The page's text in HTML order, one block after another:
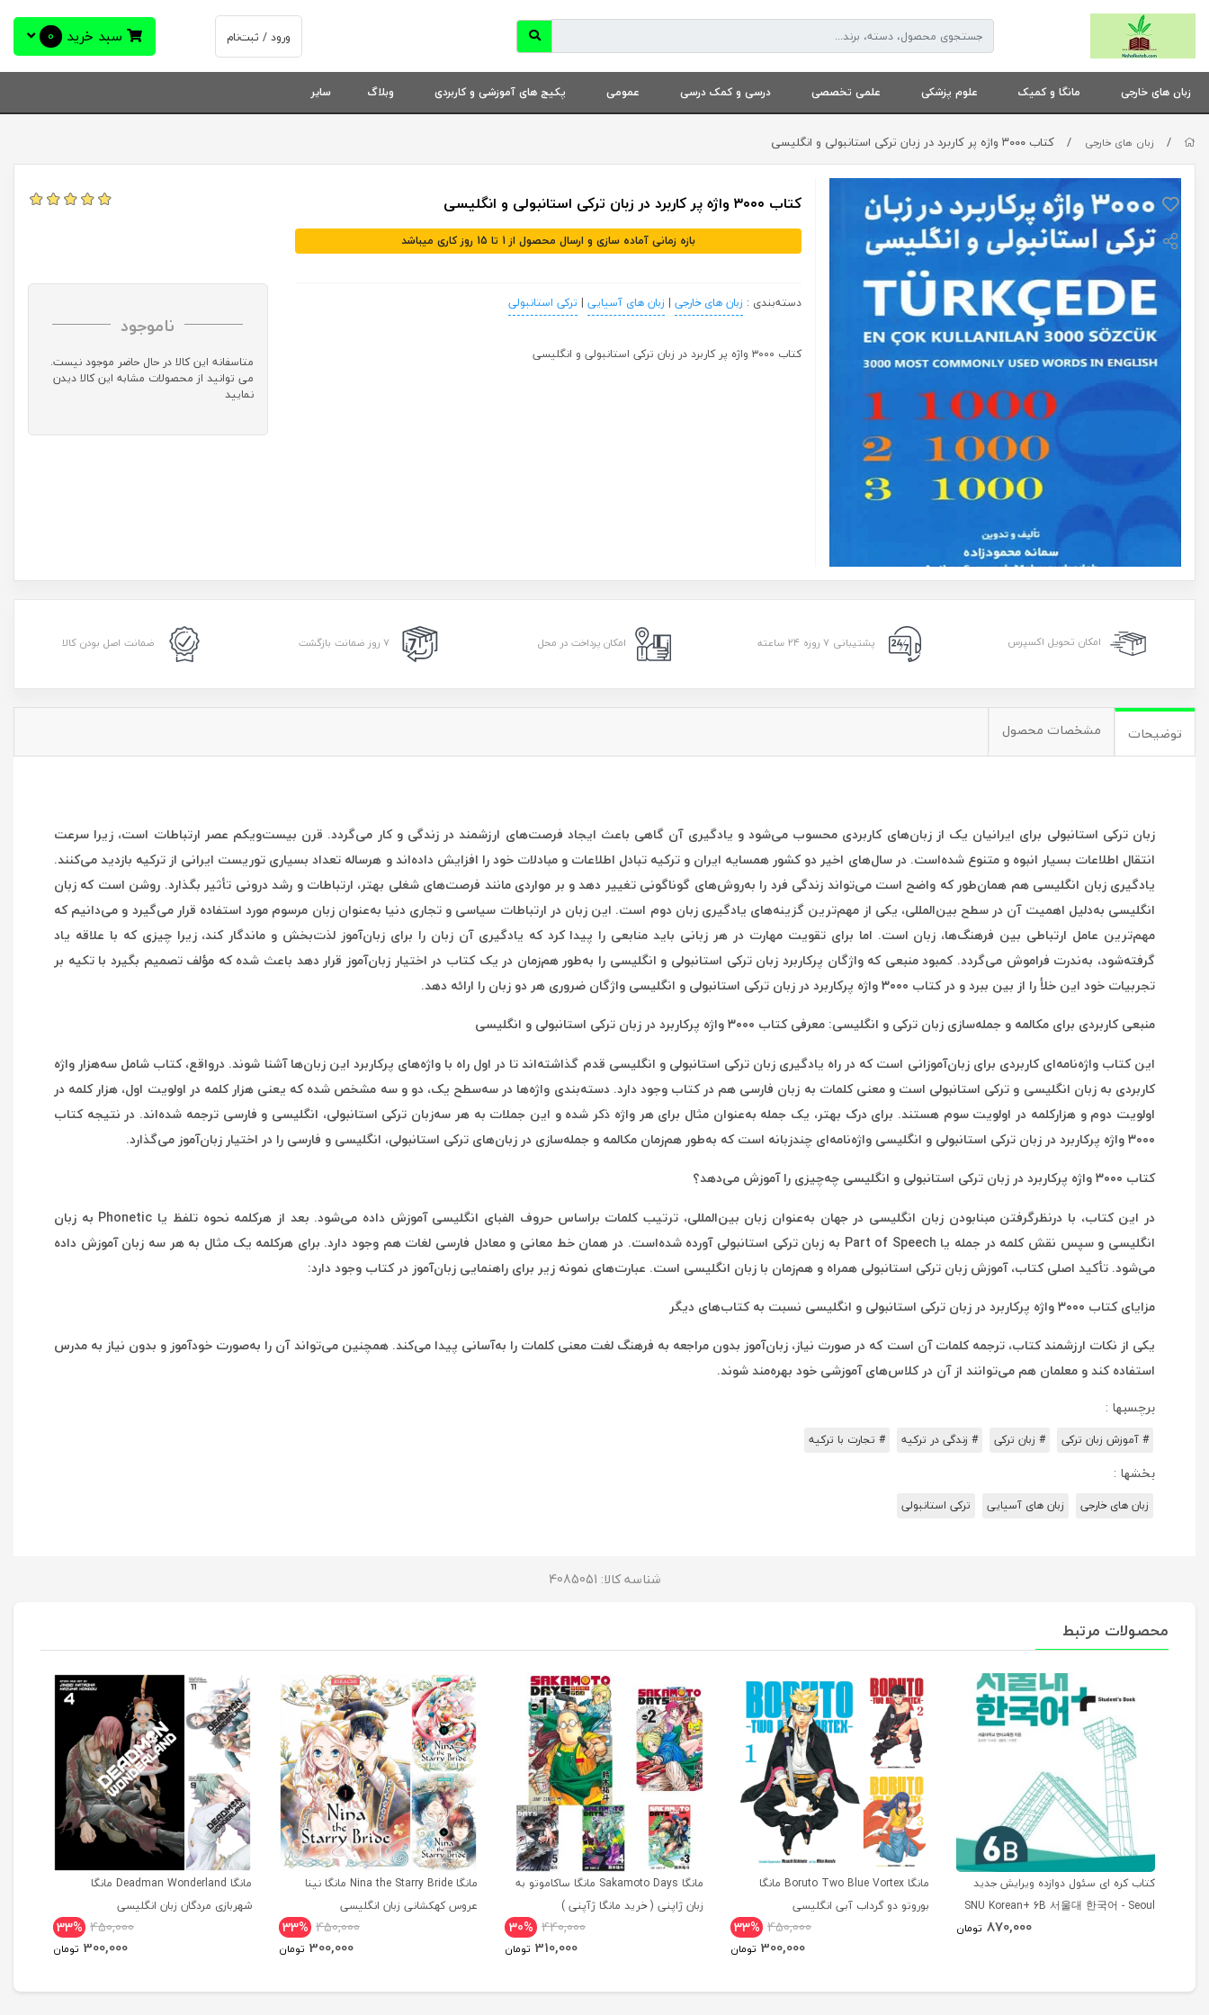
ورود / ثبت‌نام سبد خرید 0
زبان های خارجی مانگا و کمیک علوم پزشکی علمی تخصصی درسی و کمک درسی عمومی پکیج های آموزشی و کاربردی وبلاگ سایر
/ زبان های خارجی / کتاب ۳۰۰۰ واژه پر کاربرد در زبان ترکی استانبولی و انگلیسی
کتاب ۳۰۰۰ واژه پر کاربرد در زبان ترکی استانبولی و انگلیسی
بازه زمانی آماده سازی و ارسال محصول از 1 تا 15 روز کاری میباشد
دسته‌بندی : زبان های خارجی | زبان های آسیایی | ترکی استانبولی
کتاب ۳۰۰۰ واژه پر کاربرد در زبان ترکی استانبولی و انگلیسی
ناموجود
متاسفانه این کالا در حال حاضر موجود نیست.
می توانید از محصولات مشابه این کالا دیدن
نمایید
امکان تحویل اکسپرس پشتیبانی ۷ روزه ۲۴ ساعته امکان پرداخت در محل ۷ روز ضمانت بازگشت ضمانت اصل بودن کالا
توضیحات مشخصات محصول
زبان ترکی استانبولی برای ایرانیان یک از زبان‌های کاربردی محسوب می‌شود و یادگیری آن گاهی باعث ایجاد فرصت‌های ارزشمند در زندگی و کار می‌گردد. قرن بیست‌و‌یکم عصر ارتباطات است، زیرا سرعت
انتقال اطلاعات بسیار انبوه و متنوع شده‌است. در سال‌های اخیر دو کشور همسایه ایران و ترکیه تبادل اطلاعات و مبادلات خود را افزایش داده‌اند و هرساله تعداد بسیاری توریست ایرانی از ترکیه بازدید می‌کنند.
یادگیری زبان انگلیسی هم همان‌طور که واضح است می‌تواند زندگی فرد را به‌روش‌های گوناگونی تغییر دهد و بر مواردی مانند فرصت‌های شغلی بهتر، ارتباطات و رشد درونی تأثیر بگذارد. روشن است که زبان
انگلیسی به‌دلیل اهمیت آن در سطح بین‌المللی، یکی از مهم‌ترین گزینه‌های یادگیری زبان دوم است. این زبان در ارتباطات سیاسی و تجاری دنیا به‌عنوان زبان مرسوم مورد استفاده قرار می‌گیرد و می‌دانیم که
مهم‌ترین عامل ارتباطی بین فرهنگ‌ها، زبان است. اما برای تقویت مهارت در هر زبانی باید منابعی را پیدا کرد که یادگیری آن زبان را برای زبان‌آموز لذت‌بخش و ماندگار کند، زیرا چیزی که با علاقه یاد
گرفته‌شود، به‌ندرت فراموش می‌گردد. کمبود منبعی که واژگان پرکاربرد زبان ترکی استانبولی و انگلیسی را به‌طور هم‌زمان در یک کتاب در اختیار زبان‌آموز قرار دهد باعث شده که مؤلف تصمیم بگیرد با تکیه بر
تجربیات خود این خلأ را از بین ببرد و در کتاب ۳۰۰۰ واژه پرکاربرد در زبان ترکی استانبولی و انگلیسی واژگان ضروری هر دو زبان را ارائه دهد.
منبعی کاربردی برای مکالمه و جمله‌سازی زبان ترکی و انگلیسی: معرفی کتاب ۳۰۰۰ واژه پرکاربرد در زبان ترکی استانبولی و انگلیسی
این کتاب واژه‌نامه‌ای کاربردی برای زبان‌آموزانی است که در راه یادگیری زبان ترکی استانبولی و انگلیسی قدم گذاشته‌اند تا در اول راه با واژه‌های پرکاربرد این زبان‌ها آشنا شوند. درواقع، کتاب شامل سه‌هزار واژه
کاربردی به زبان انگلیسی و ترکی استانبولی است و معنی کلمات به زبان فارسی هم در کتاب وجود دارد. دسته‌بندی واژه‌ها در سه‌سطح یک، دو و سه مشخص شده‌ که یعنی هزار کلمه در اولویت اول، هزار کلمه در
اولویت دوم و هزارکلمه در اولویت سوم هستند. برای درک بهتر، یک جمله به‌عنوان مثال برای هر واژه ذکر شده و این جملات به هر سه‌زبان ترکی استانبولی، انگلیسی و فارسی ترجمه شده‌اند. در نتیجه کتاب
۳۰۰۰ واژه پرکاربرد در زبان ترکی استانبولی و انگلیسی واژه‌نامه‌ای چندزبانه است که به‌طور هم‌زمان مکالمه و جمله‌سازی در زبان‌های ترکی استانبولی، انگلیسی و فارسی را در اختیار زبان‌آموز می‌گذارد.
کتاب ۳۰۰۰ واژه پرکاربرد در زبان ترکی استانبولی و انگلیسی چه‌چیزی را آموزش می‌دهد؟
در این کتاب، با درنظرگرفتن مبنابودن زبان انگلیسی در جهان به‌عنوان زبان بین‌المللی، ترتیب کلمات براساس حروف الفبای انگلیسی آموزش داده می‌شود. بعد از هرکلمه نحوه تلفظ یا Phonetic به زبان
انگلیسی و سپس نقش کلمه در جمله یا Part of Speech به زبان ترکی استانبولی آورده شده‌است. در همان خط معانی و معادل فارسی لغات هم وجود دارد. برای هرکلمه یک مثال به هر سه زبان آموزش داده
می‌شود. تأکید اصلی کتاب، آموزش زبان ترکی استانبولی همراه و هم‌زمان با زبان انگلیسی است. عبارت‌های نمونه زیر برای راهنمایی زبان‌آموز در کتاب وجود دارد:
مزایای کتاب ۳۰۰۰ واژه پرکاربرد در زبان ترکی استانبولی و انگلیسی نسبت به کتاب‌های دیگر
یکی از نکات ارزشمند کتاب، ترجمه کلمات آن است که در صورت نیاز، زبان‌آموز بدون مراجعه به فرهنگ لغت معنی کلمات را به‌آسانی پیدا می‌کند. همچنین می‌تواند آن را به‌صورت خودآموز و بدون نیاز به مدرس
استفاده کند و معلمان هم می‌توانند از آن در کلاس‌های آموزشی خود بهره‌مند شوند.
برچسبها :
# آموزش زبان ترکی # زبان ترکی # زندگی در ترکیه # تجارت با ترکیه
بخشها :
زبان های خارجی زبان های آسیایی ترکی استانبولی
شناسه کالا: 4085051
محصولات مرتبط
کتاب کره ای سئول دوازده ویرایش جدید
SNU Korean+ 6B 서울대 한국어 - Seoul
870,000 تومان
مانگا Boruto Two Blue Vortex مانگا
بوروتو دو گرداب آبی انگلیسی
33% 450,000
300,000 تومان
مانگا Sakamoto Days مانگا ساکاموتو به
زبان ژاپنی ( خرید مانگا ژآپنی )
30% 440,000
310,000 تومان
مانگا Nina the Starry Bride مانگا نینا
عروس کهکشانی زبان انگلیسی
33% 450,000
300,000 تومان
مانگا Deadman Wonderland مانگا
شهربازی مردگان زبان انگلیسی
33% 450,000
300,000 تومان